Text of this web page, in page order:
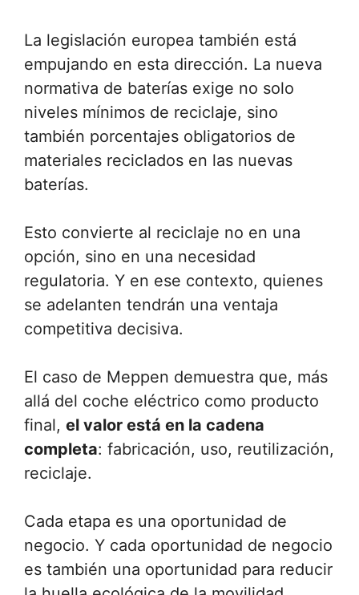
La legislación europea también está
empujando en esta dirección. La nueva
normativa de baterías exige no solo
niveles mínimos de reciclaje, sino
también porcentajes obligatorios de
materiales reciclados en las nuevas
baterías.
Esto convierte al reciclaje no en una
opción, sino en una necesidad
regulatoria. Y en ese contexto, quienes
se adelanten tendrán una ventaja
competitiva decisiva.
El caso de Meppen demuestra que, más
allá del coche eléctrico como producto
final, el valor está en la cadena
completa: fabricación, uso, reutilización,
reciclaje.
Cada etapa es una oportunidad de
negocio. Y cada oportunidad de negocio
es también una oportunidad para reducir